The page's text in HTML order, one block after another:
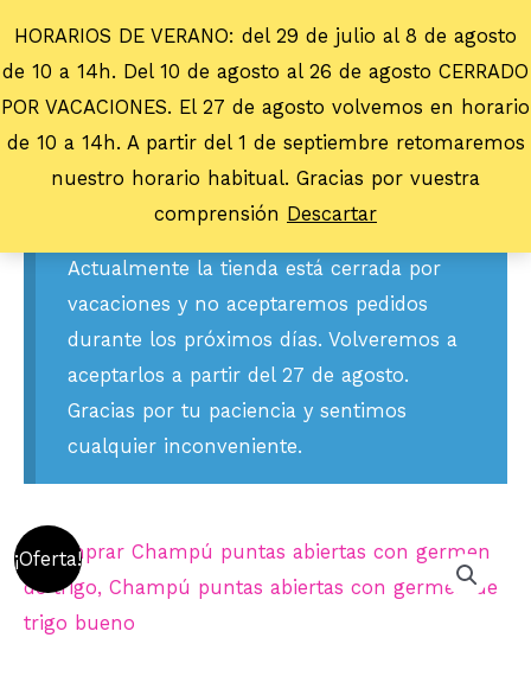
HORARIOS DE VERANO: del 29 de julio al 8 de agosto
de 10 a 14h. Del 10 de agosto al 26 de agosto CERRADO
POR VACACIONES. El 27 de agosto volvemos en horario
de 10 a 14h. A partir del 1 de septiembre retomaremos
nuestro horario habitual. Gracias por vuestra
comprensión Descartar
Actualmente la tienda está cerrada por
vacaciones y no aceptaremos pedidos
durante los próximos días. Volveremos a
aceptarlos a partir del 27 de agosto.
Gracias por tu paciencia y sentimos
cualquier inconveniente.
¡Oferta!